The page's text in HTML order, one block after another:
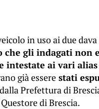
in uso ai due
che gli indagati non
intestate ai vari alias
già essere stati
Prefettura di
di Brescia.